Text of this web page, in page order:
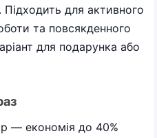
для активного
та повсякденного
для подарунка або
— економія до 40%